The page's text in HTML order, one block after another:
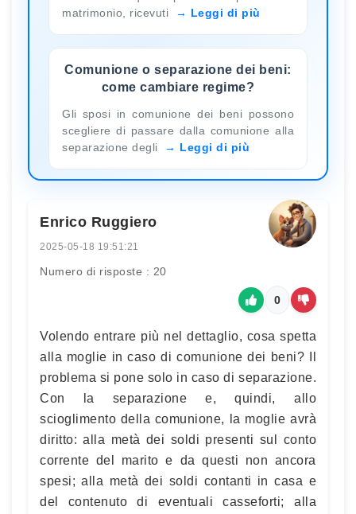
matrimonio, ricevuti
Leggi di più
Comunione o separazione dei beni:
come cambiare regime?
Gli sposi in comunione dei beni possono
scegliere di passare dalla comunione alla
separazione degli
Leggi di più
Enrico Ruggiero
2025-05-18 19:51:21
Numero di risposte : 20
0
Volendo entrare più nel dettaglio, cosa spetta
alla moglie in caso di comunione dei beni? Il
problema si pone solo in caso di separazione.
Con la separazione e, quindi, allo
scioglimento della comunione, la moglie avrà
diritto: alla metà dei soldi presenti sul conto
corrente del marito e da questi non ancora
spesi; alla metà dei soldi contanti in casa e
del contenuto di eventuali casseforti; alla